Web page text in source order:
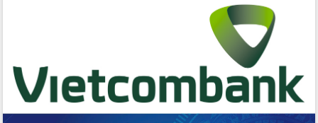
Bệnh án điện tử thúc đẩy chuyển đổi
số y tế tại Đắk Lắk
Chuyển đổi số thư viện: Mở rộng
không gian tri thức trong thời đại số